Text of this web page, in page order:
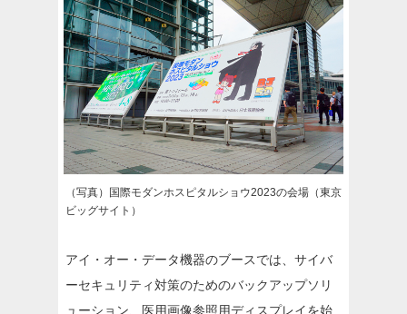
（写真）国際モダンホスピタルショウ2023の会場（東京
ビッグサイト）
アイ・オー・データ機器のブースでは、サイバ
ーセキュリティ対策のためのバックアップソリ
ューション、医用画像参照用ディスプレイを始